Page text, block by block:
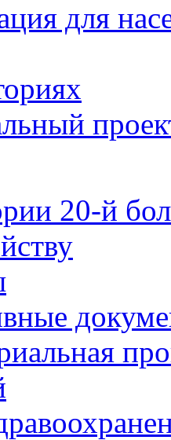
для
20-й